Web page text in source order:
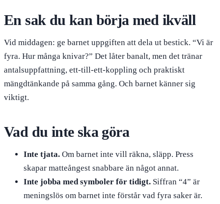
En sak du kan börja med ikväll
Vid middagen: ge barnet uppgiften att dela ut bestick. “Vi är
fyra. Hur många knivar?” Det låter banalt, men det tränar
antalsuppfattning, ett-till-ett-koppling och praktiskt
mängdtänkande på samma gång. Och barnet känner sig
viktigt.
Vad du inte ska göra
Inte tjata. Om barnet inte vill räkna, släpp. Press
skapar matteångest snabbare än något annat.
Inte jobba med symboler för tidigt. Siffran “4” är
meningslös om barnet inte förstår vad fyra saker är.